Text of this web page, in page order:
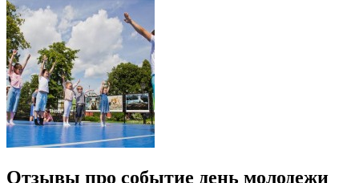
Отзывы про событие день молодежи